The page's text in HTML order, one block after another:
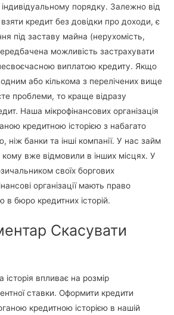
порядку. Залежно від
кредит без довідки про доходи, є
під заставу майна (нерухомість,
можливість застрахувати
виплатою кредиту. Якщо
або кількома з перелічених вище
проблеми, то краще відразу
Наша мікрофінансових організація
кредитною історією з набагато
ніж банки та інші компанії. У нас займ
кому вже відмовили в інших місцях. У
своїх боргових
організації мають право
в бюро кредитних історій.
Скасувати
історія впливає на розмір
ставки. Оформити кредити
кредитною історією в нашій